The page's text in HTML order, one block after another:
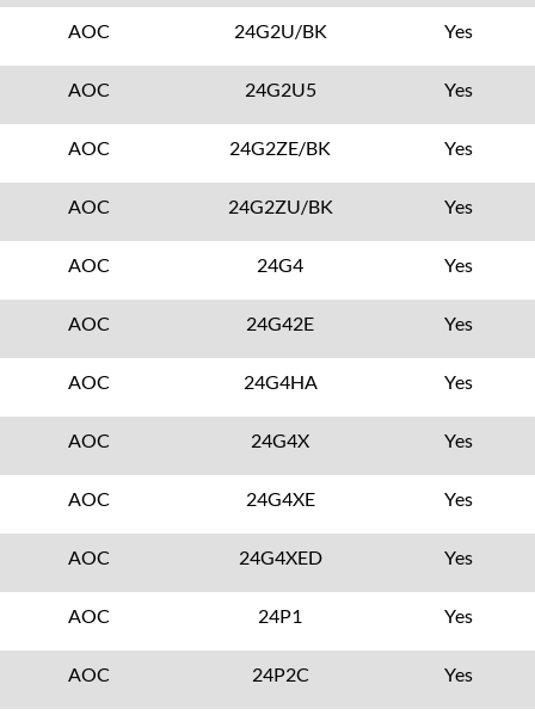
AOC 24G2U/BK Yes
AOC 24G2U5 Yes
AOC 24G2ZE/BK Yes
AOC 24G2ZU/BK Yes
AOC 24G4 Yes
AOC 24G42E Yes
AOC 24G4HA Yes
AOC 24G4X Yes
AOC 24G4XE Yes
AOC 24G4XED Yes
AOC 24P1 Yes
AOC 24P2C Yes